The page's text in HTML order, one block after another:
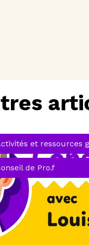
et ressources
de Pro.f